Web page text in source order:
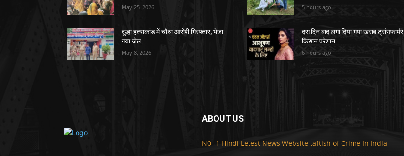
May 25, 2026
दूल्हा हत्याकांड में चौथा आरोपी गिरफ्तार, भेजा
गया जेल
May 8, 2026
5 hours ago
दस दिन बाद लगा दिया गया खराब ट्रांसफार्मर
किसान परेशान
6 hours ago
ABOUT US
N0 -1 Hindi Letest News Website taftish of Crime In India